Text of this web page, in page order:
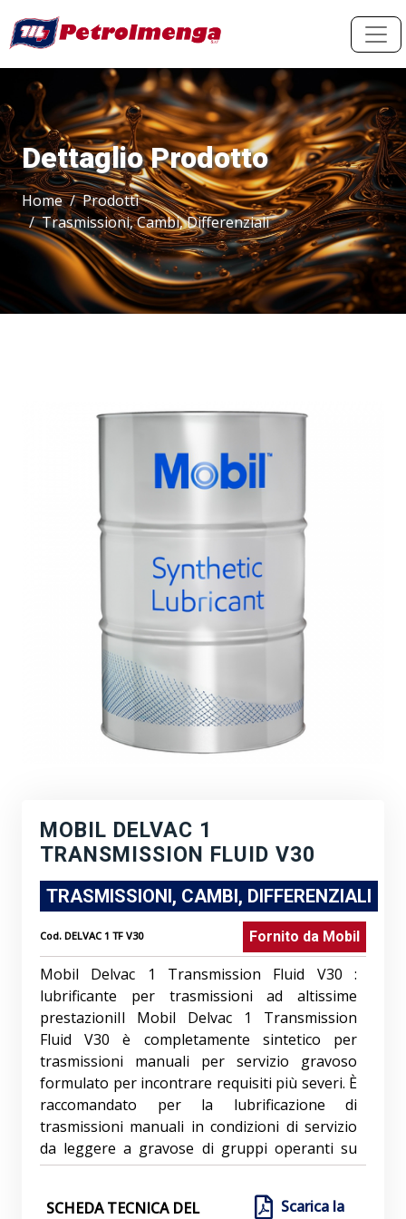
Dettaglio Prodotto
Home
Prodotti
Trasmissioni, Cambi, Differenziali
MOBIL DELVAC 1
TRANSMISSION FLUID V30
TRASMISSIONI, CAMBI, DIFFERENZIALI
Cod. DELVAC 1 TF V30 Fornito da Mobil
Mobil Delvac 1 Transmission Fluid V30 :
lubrificante per trasmissioni ad altissime
prestazioniIl Mobil Delvac 1 Transmission
Fluid V30 è completamente sintetico per
trasmissioni manuali per servizio gravoso
formulato per incontrare requisiti più severi. È
raccomandato per la lubrificazione di
trasmissioni manuali in condizioni di servizio
da leggere a gravose di gruppi operanti su
strada e fuori strada in un vasto campo di
condizioni ambientali. Formulato per
consentire un livello di prestazioni eccellente,
SCHEDA TECNICA DEL
Scarica la